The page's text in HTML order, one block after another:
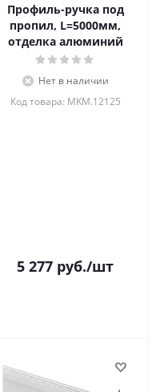
Профиль-ручка под
пропил, L=5000мм,
отделка алюминий
Нет в наличии
Код товара: MKM.12125
5 277 руб./шт